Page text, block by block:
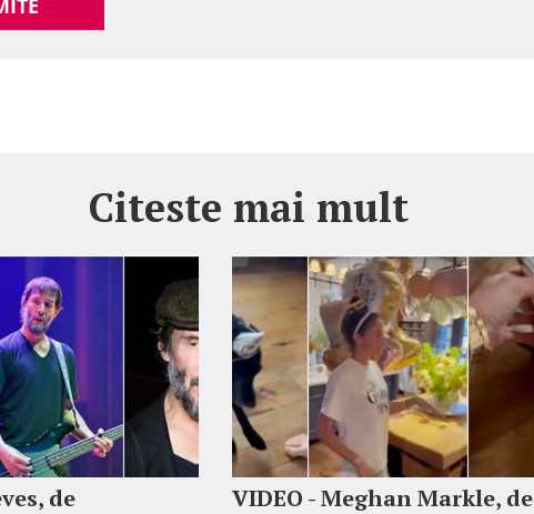
Citeste mai mult
de
VIDEO - Meghan Markle, de